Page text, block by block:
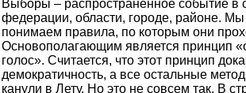
Выборы – распространенное событие в
федерации, области, городе, районе.
понимаем правила, по которым они
Основополагающим является принцип
голос». Считается, что этот принцип
демократичность, а все остальные
канули в Лету. Но это не совсем так. В